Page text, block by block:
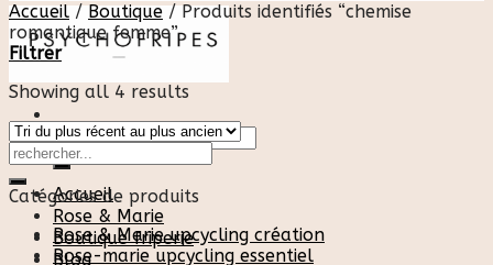
Recherche
pour :
Accueil
Rose & Marie
Boutique friperie
Blog
Accueil / Boutique /Produits identifiés “chemise
romantique femme”
Filtrer
Showing all 4 results
Catégories de produits
Rose & Marie upcycling création
Rose-marie upcycling essentiel